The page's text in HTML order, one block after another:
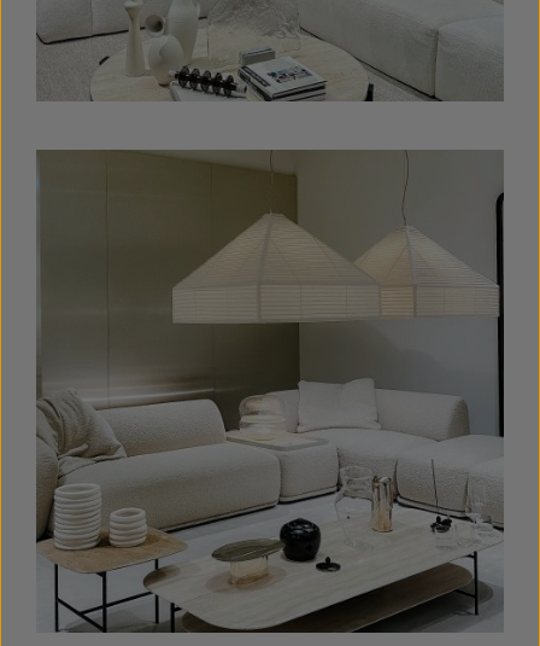
Bildergalerie überspringen